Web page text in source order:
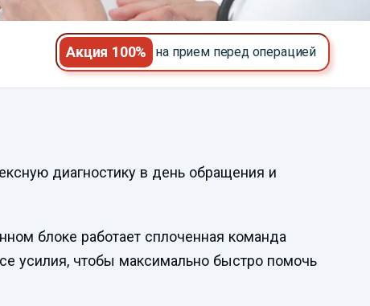
Акция 100% на прием перед операцией
Смотреть
видеопрезентацию
диагностику в день обращения и
блоке работает сплоченная команда
усилия, чтобы максимально быстро помочь